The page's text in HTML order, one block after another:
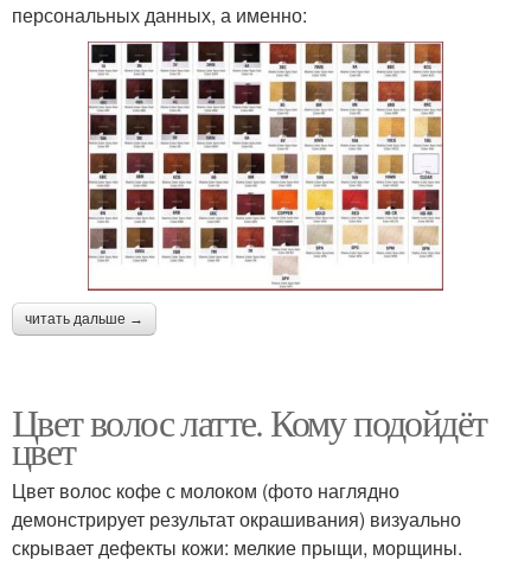
персональных данных, а именно:
читать дальше →
Цвет волос латте. Кому подойдёт
цвет
Цвет волос кофе с молоком (фото наглядно
демонстрирует результат окрашивания) визуально
скрывает дефекты кожи: мелкие прыщи, морщины.